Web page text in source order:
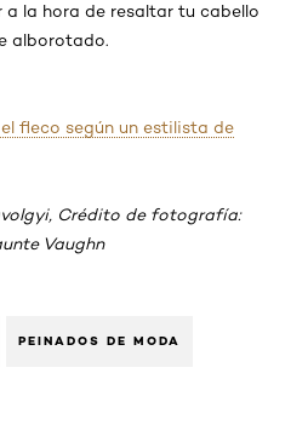
la hora de resaltar tu cabello
alborotado.
fleco según un estilista de
Crédito de fotografía:
Vaughn
PEINADOS DE MODA